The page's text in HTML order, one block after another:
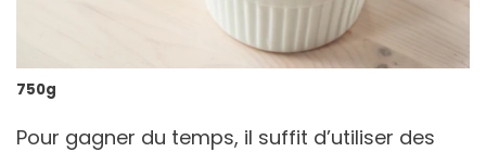
750g
Pour gagner du temps, il suffit d’utiliser des